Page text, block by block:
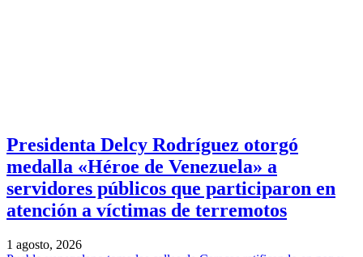
Presidenta Delcy Rodríguez otorgó
medalla «Héroe de Venezuela» a
servidores públicos que participaron en
atención a víctimas de terremotos
1 agosto, 2026